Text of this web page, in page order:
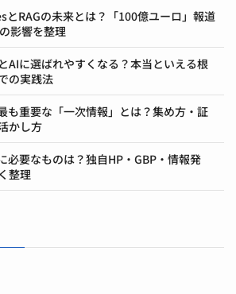
RAGの未来とは？「100億ユーロ」報道
影響を整理
AIに選ばれやすくなる？本当といえる根
の実践法
も重要な「一次情報」とは？集め方・証
かし方
必要なものは？独自HP・GBP・情報発
整理